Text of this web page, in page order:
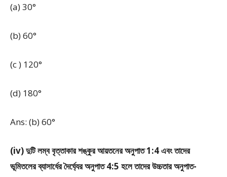
(a) 30°
(b) 60°
(c ) 120°
(d) 180°
Ans: (b) 60°
(iv) দুটি লম্ব বৃত্তাকার শঙ্কুর আয়তনের অনুপাত 1:4 এবং তাদের
ভূমিতলের ব্যাসার্ধের দৈর্ঘ্যের অনুপাত 4:5 হলে তাদের উচ্চতার অনুপাত-